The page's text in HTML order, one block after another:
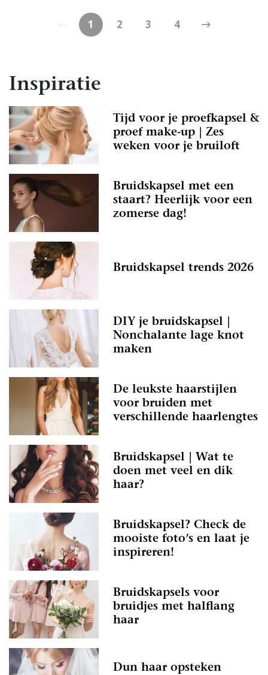
1 2 3 4
Inspiratie
Tijd voor je proefkapsel &
proef make-up | Zes
weken voor je bruiloft
Bruidskapsel met een
staart? Heerlijk voor een
zomerse dag!
Bruidskapsel trends 2026
DIY je bruidskapsel |
Nonchalante lage knot
maken
De leukste haarstijlen
voor bruiden met
verschillende haarlengtes
Bruidskapsel | Wat te
doen met veel en dik
haar?
Bruidskapsel? Check de
mooiste foto’s en laat je
inspireren!
Bruidskapsels voor
bruidjes met halflang
haar
Dun haar opsteken